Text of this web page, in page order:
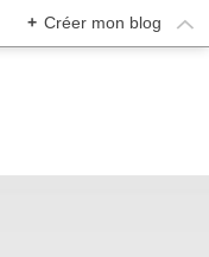
+ Créer mon blog